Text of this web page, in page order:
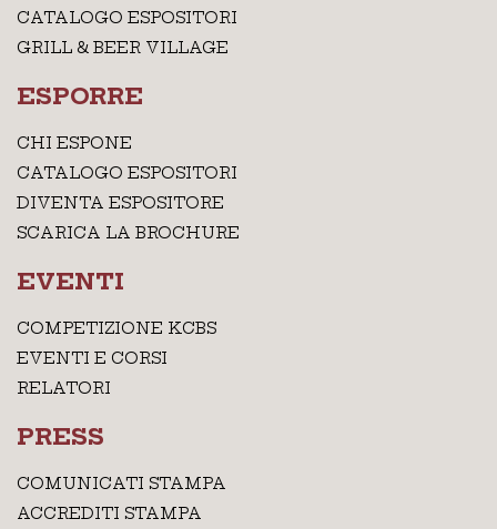
CATALOGO ESPOSITORI
GRILL & BEER VILLAGE
ESPORRE
CHI ESPONE
CATALOGO ESPOSITORI
DIVENTA ESPOSITORE
SCARICA LA BROCHURE
EVENTI
COMPETIZIONE KCBS
EVENTI E CORSI
RELATORI
PRESS
COMUNICATI STAMPA
ACCREDITI STAMPA